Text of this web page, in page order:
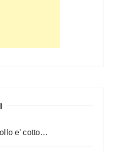
e’ cotto…